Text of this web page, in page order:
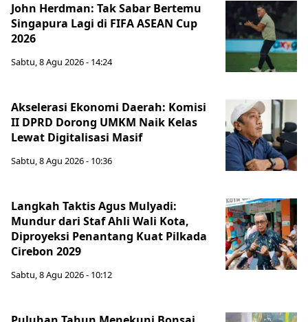
John Herdman: Tak Sabar Bertemu
Singapura Lagi di FIFA ASEAN Cup
2026
Sabtu, 8 Agu 2026 - 14:24
Akselerasi Ekonomi Daerah: Komisi
II DPRD Dorong UMKM Naik Kelas
Lewat Digitalisasi Masif
Sabtu, 8 Agu 2026 - 10:36
Langkah Taktis Agus Mulyadi:
Mundur dari Staf Ahli Wali Kota,
Diproyeksi Penantang Kuat Pilkada
Cirebon 2029
Sabtu, 8 Agu 2026 - 10:12